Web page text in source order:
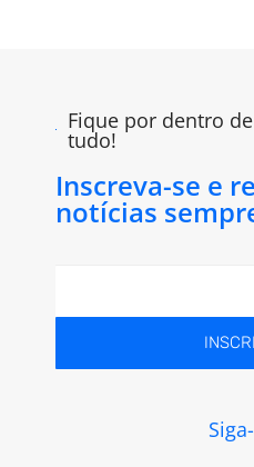
Fique por dentro de
tudo!
Inscreva-se e
notícias